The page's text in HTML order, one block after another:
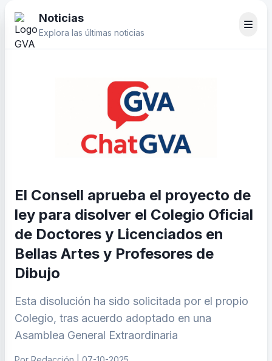
Noticias
Explora las últimas noticias
El Consell aprueba el proyecto de
ley para disolver el Colegio Oficial
de Doctores y Licenciados en
Bellas Artes y Profesores de
Dibujo
Esta disolución ha sido solicitada por el propio
Colegio, tras acuerdo adoptado en una
Asamblea General Extraordinaria